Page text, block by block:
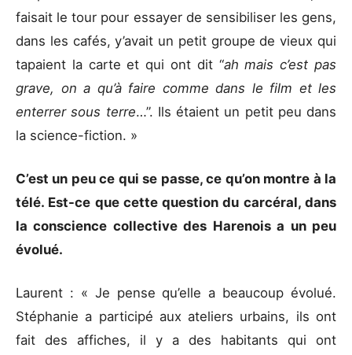
faisait le tour pour essayer de sensibiliser les gens,
dans les cafés, y’avait un petit groupe de vieux qui
tapaient la carte et qui ont dit “ah mais c’est pas
grave, on a qu’à faire comme dans le film et les
enterrer sous terre…”. Ils étaient un petit peu dans
la science-fiction. »
C’est un peu ce qui se passe, ce qu’on montre à la
télé. Est-ce que cette question du carcéral, dans
la conscience collective des Harenois a un peu
évolué.
Laurent : « Je pense qu’elle a beaucoup évolué.
Stéphanie a participé aux ateliers urbains, ils ont
fait des affiches, il y a des habitants qui ont